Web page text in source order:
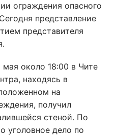
ограждения опасного
представление
представителя
мая около 18:00 в Чите
находясь в
на
получил
стеной. По
уголовное дело по